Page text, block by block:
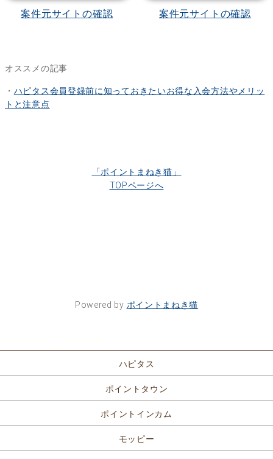
案件元サイトの確認 案件元サイトの確認
オススメの記事
・ ハピタス会員登録前に知っておきたいお得な入会方法やメリッ
トと注意点
「ポイントまねき猫」
TOPページへ
Powered by ポイントまねき猫
ハピタス
ポイントタウン
ポイントインカム
モッピー